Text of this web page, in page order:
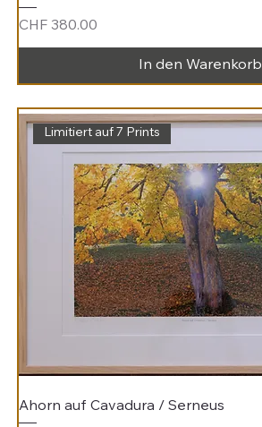
Preis
CHF 380.00
In den Warenkorb
Limitiert auf 7 Prints
Ahorn auf Cavadura / Serneus